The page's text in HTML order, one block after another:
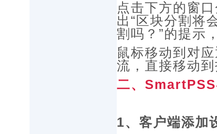
点击下方的窗
出“区块分割将
割吗？”的提示
鼠标移动到对
流，直接移动
二、
1、客户端添加